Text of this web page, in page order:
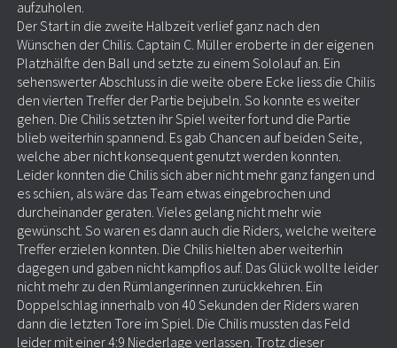
aufzuholen.
Der Start in die zweite Halbzeit verlief ganz nach den
Wünschen der Chilis. Captain C. Müller eroberte in der eigenen
Platzhälfte den Ball und setzte zu einem Sololauf an. Ein
sehenswerter Abschluss in die weite obere Ecke liess die Chilis
den vierten Treffer der Partie bejubeln. So konnte es weiter
gehen. Die Chilis setzten ihr Spiel weiter fort und die Partie
blieb weiterhin spannend. Es gab Chancen auf beiden Seite,
welche aber nicht konsequent genutzt werden konnten.
Leider konnten die Chilis sich aber nicht mehr ganz fangen und
es schien, als wäre das Team etwas eingebrochen und
durcheinander geraten. Vieles gelang nicht mehr wie
gewünscht. So waren es dann auch die Riders, welche weitere
Treffer erzielen konnten. Die Chilis hielten aber weiterhin
dagegen und gaben nicht kampflos auf. Das Glück wollte leider
nicht mehr zu den Rümlangerinnen zurückkehren. Ein
Doppelschlag innerhalb von 40 Sekunden der Riders waren
dann die letzten Tore im Spiel. Die Chilis mussten das Feld
leider mit einer 4:9 Niederlage verlassen. Trotz dieser